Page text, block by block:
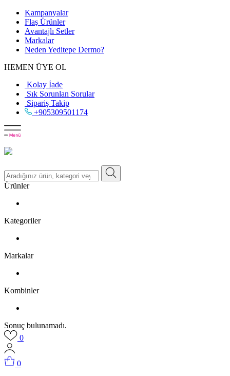
Kampanyalar
Flaş Ürünler
Avantajlı Setler
Markalar
Neden Yeditepe Dermo?
HEMEN ÜYE OL
Kolay İade
Sık Sorunlan Sorular
Sipariş Takip
+905309501174
Ürünler
Kategoriler
Markalar
Kombinler
Sonuç bulunamadı.
0
0